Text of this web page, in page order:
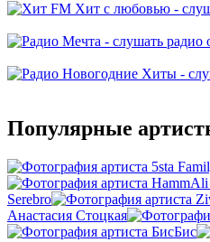
Популярные
Serebro
Анастасия Стоцкая
Бис